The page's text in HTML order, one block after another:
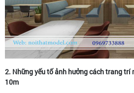
2. Những yếu tố ảnh hưởng cách trang
10m